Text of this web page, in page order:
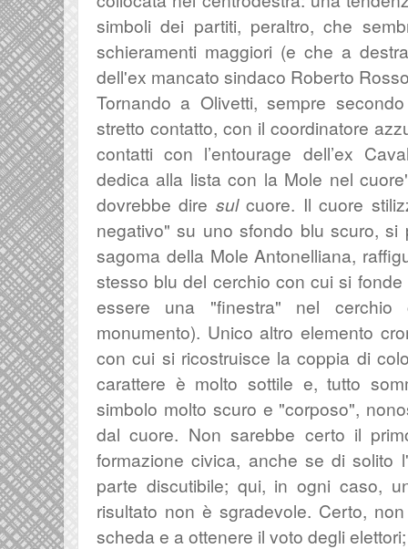
simboli dei partiti, peraltro, che
schieramenti maggiori (e che a
dell'ex mancato sindaco Roberto
Tornando a Olivetti, sempre
stretto contatto, con il coordinatore
contatti con l’entourage dell’ex
dedica alla lista con la Mole nel
dovrebbe dire sulcuore. Il cuore
negativo" su uno sfondo blu scuro,
sagoma della Mole Antonelliana,
stesso blu del cerchio con cui si
essere una "finestra" nel cerchio
monumento). Unico altro elemento
con cui si ricostruisce la coppia di
carattere è molto sottile e, tutto
simbolo molto scuro e "corposo",
dal cuore. Non sarebbe certo il
formazione civica, anche se di solito
parte discutibile; qui, in ogni caso,
risultato non è sgradevole. Certo,
scheda e a ottenere il voto degli